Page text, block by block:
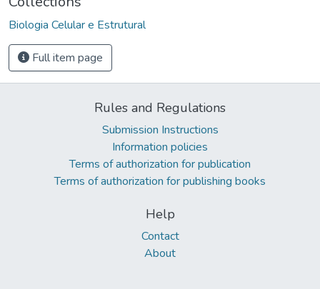
Biologia Celular e Estrutural
Full item page
Rules and Regulations
Submission Instructions
Information policies
Terms of authorization for publication
Terms of authorization for publishing books
Help
Contact
About